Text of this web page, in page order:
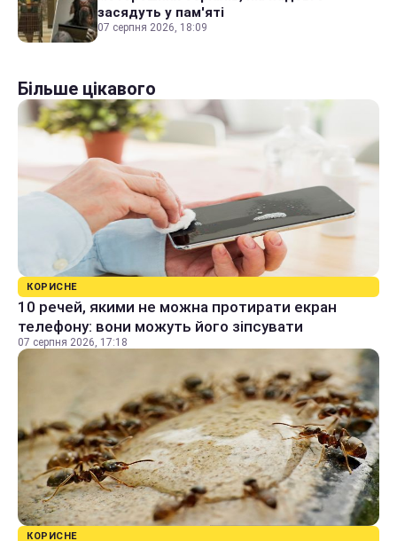
засядуть у пам'яті
07 серпня 2026, 18:09
Більше цікавого
КОРИСНЕ
10 речей, якими не можна протирати екран
телефону: вони можуть його зіпсувати
07 серпня 2026, 17:18
КОРИСНЕ